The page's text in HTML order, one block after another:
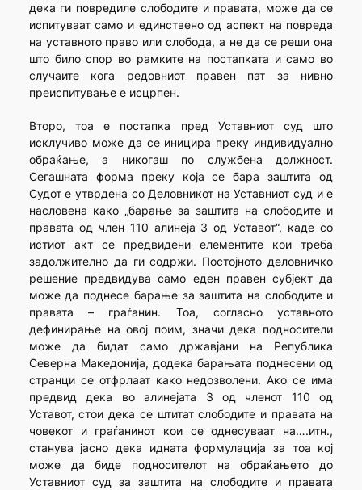
дека ги повредиле слободите и правата, може да се
испитуваат само и единствено од аспект на повреда
на уставното право или слобода, а не да се реши она
што било спор во рамките на постапката и само во
случаите кога редовниот правен пат за нивно
преиспитување е исцрпен.
Второ, тоа е постапка пред Уставниот суд што
исклучиво може да се иницира преку индивидуално
обраќање, а никогаш по службена должност.
Сегашната форма преку која се бара заштита од
Судот е утврдена со Деловникот на Уставниот суд и е
насловена како „барање за заштита на слободите и
правата од член 110 алинеја 3 од Уставот“, каде со
истиот акт се предвидени елементите кои треба
задолжително да ги содржи. Постојното деловничко
решение предвидува само еден правен субјект да
може да поднесе барање за заштита на слободите и
правата – граѓанин. Тоа, согласно уставното
дефинирање на овој поим, значи дека подносители
може да бидат само државјани на Република
Северна Македонија, додека барањата поднесени од
странци се отфрлаат како недозволени. Ако се има
предвид дека во алинејата 3 од членот 110 од
Уставот, стои дека се штитат слободите и правата на
човекоти граѓанинот кои се однесуваат на….итн.,
станува јасно дека идната формулација за тоа кој
може да биде подносителот на обраќањето до
Уставниот суд за заштита на слободите и правата